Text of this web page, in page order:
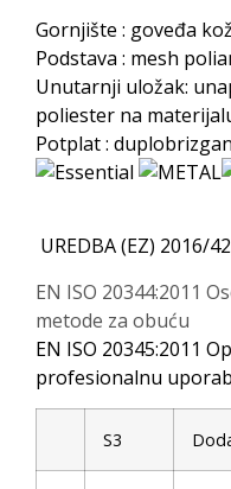
Gornjište : goveđa
Podstava : mesh
Unutarnji uložak:
poliester na
Potplat :
UREDBA (EZ) 2016/
EN ISO 20344:2011
metode za obuću
EN ISO 20345:2011
profesionalnu
S3